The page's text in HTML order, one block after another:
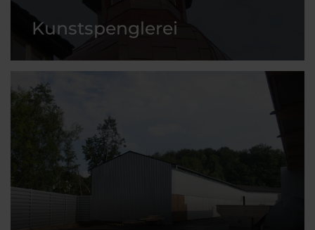
Kunstspenglerei